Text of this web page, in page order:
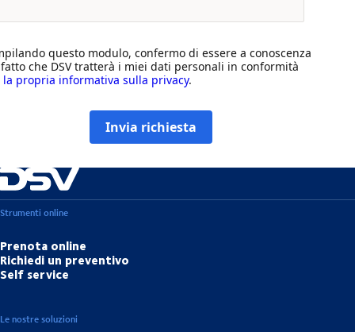
questo modulo, confermo di essere a conoscenza
che DSV tratterà i miei dati personali in conformità
la propria informativa sulla privacy.
Invia richiesta
Strumenti online
Prenota online
Richiedi un preventivo
Self service
Le nostre soluzioni